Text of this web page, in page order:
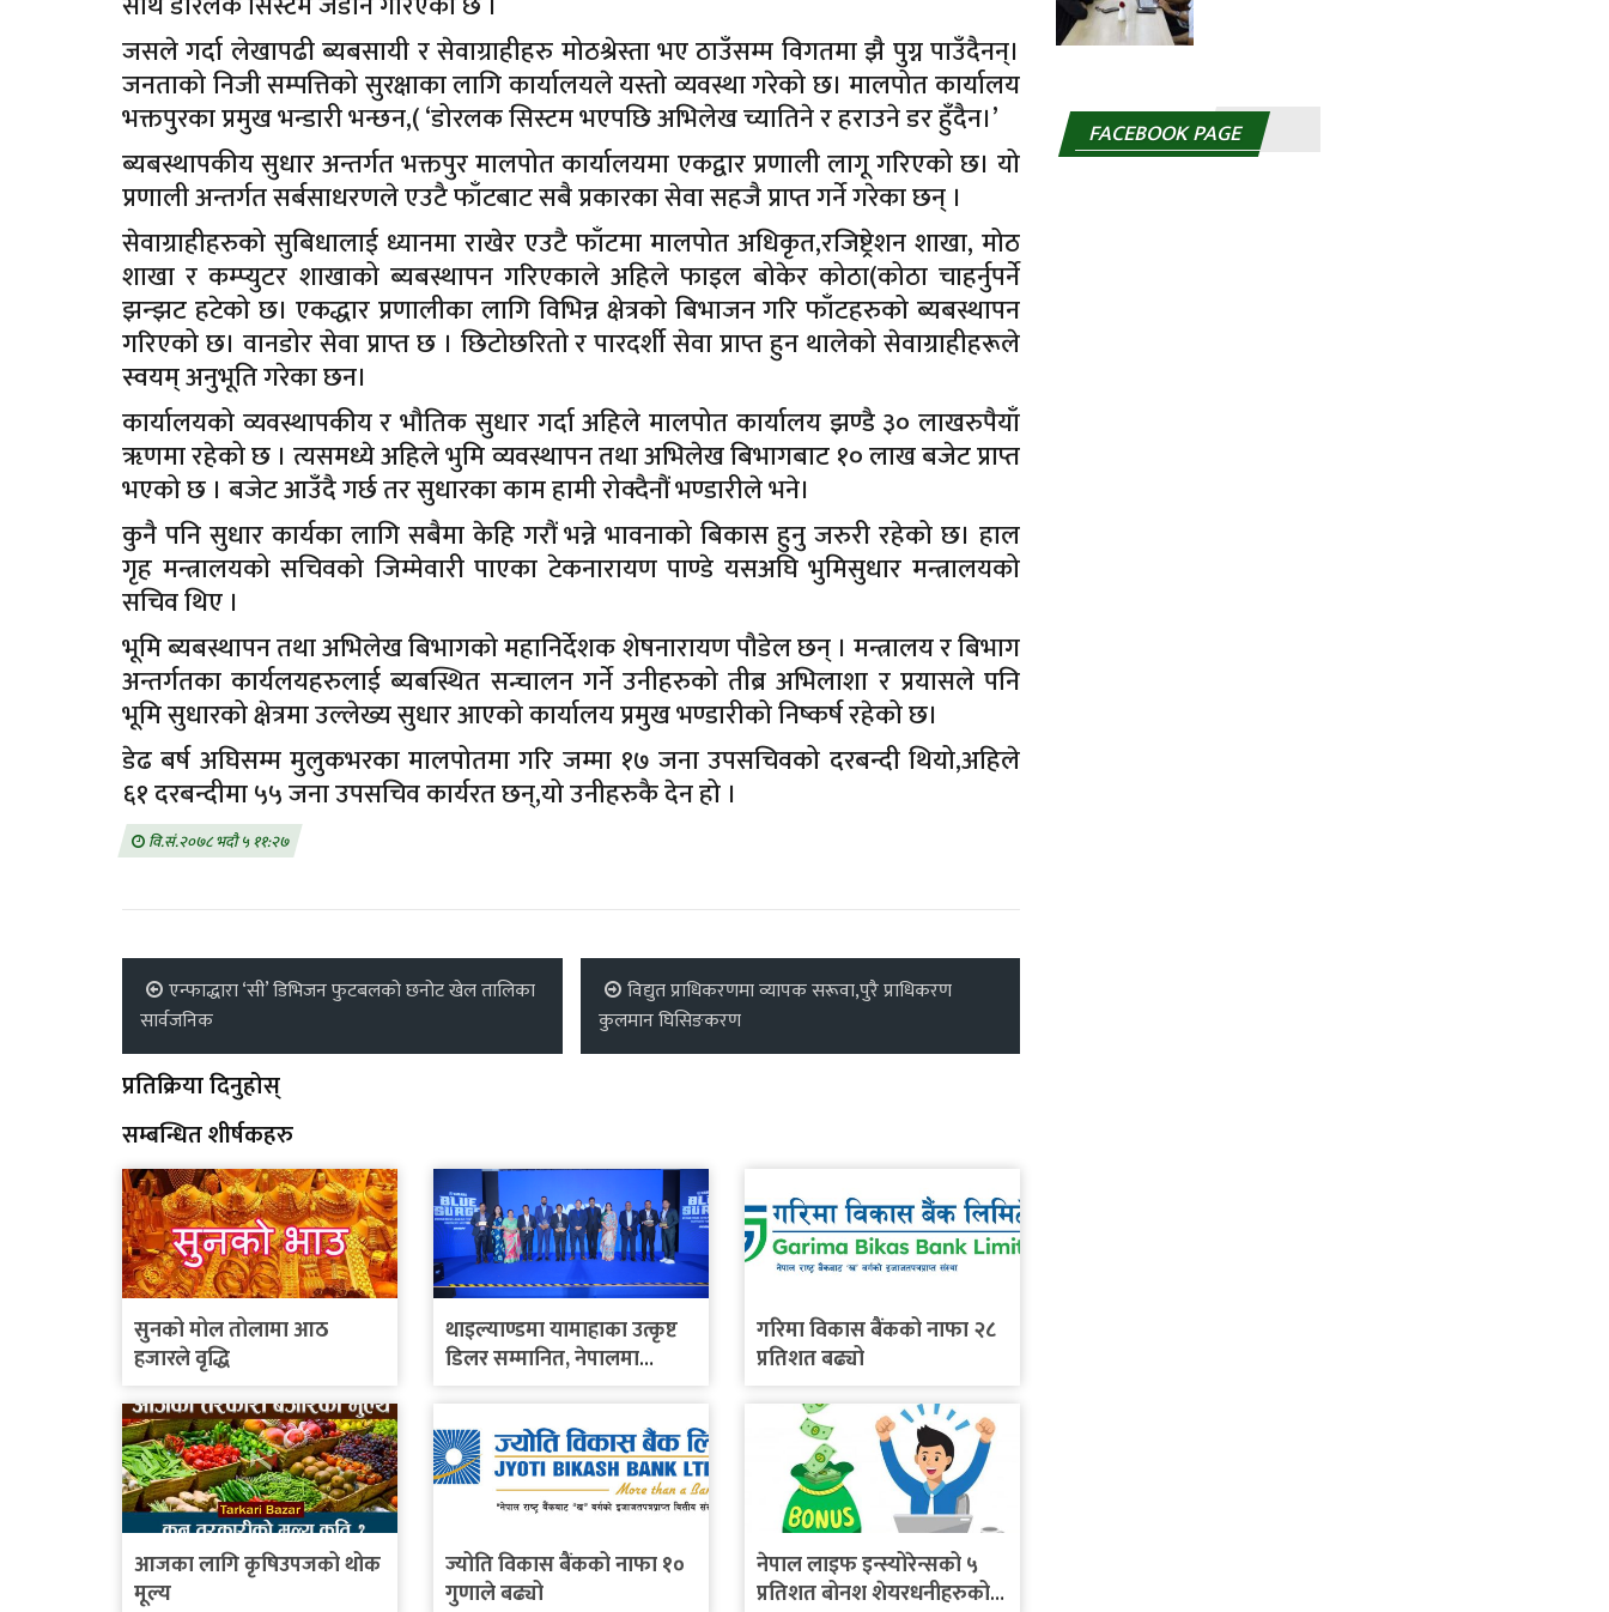
जसले गर्दा लेखापढी ब्यबसायी र सेवाग्राहीहरु मोठश्रेस्ता भए ठाउँसम्म विगतमा झै पुग्न पाउँदैनन्।
जनताको निजी सम्पत्तिको सुरक्षाका लागि कार्यालयले यस्तो व्यवस्था गरेको छ। मालपोत कार्यालय
भक्तपुरका प्रमुख भन्डारी भन्छन,( ‘डोरलक सिस्टम भएपछि अभिलेख च्यातिने र हराउने डर हुँदैन।’
ब्यबस्थापकीय सुधार अन्तर्गत भक्तपुर मालपोत कार्यालयमा एकद्वार प्रणाली लागू गरिएको छ। यो
प्रणाली अन्तर्गत सर्बसाधरणले एउटै फाँटबाट सबै प्रकारका सेवा सहजै प्राप्त गर्ने गरेका छन् ।
सेवाग्राहीहरुको सुबिधालाई ध्यानमा राखेर एउटै फाँटमा मालपोत अधिकृत,रजिष्ट्रेशन शाखा, मोठ
शाखा र कम्प्युटर शाखाको ब्यबस्थापन गरिएकाले अहिले फाइल बोकेर कोठा(कोठा चाहर्नुपर्ने
झन्झट हटेको छ। एकद्धार प्रणालीका लागि विभिन्न क्षेत्रको बिभाजन गरि फाँटहरुको ब्यबस्थापन
गरिएको छ। वानडोर सेवा प्राप्त छ । छिटोछरितो र पारदर्शी सेवा प्राप्त हुन थालेको सेवाग्राहीहरूले
स्वयम् अनुभूति गरेका छन।
कार्यालयको व्यवस्थापकीय र भौतिक सुधार गर्दा अहिले मालपोत कार्यालय झण्डै ३० लाखरुपैयाँ
ॠणमा रहेको छ । त्यसमध्ये अहिले भुमि व्यवस्थापन तथा अभिलेख बिभागबाट १० लाख बजेट प्राप्त
भएको छ । बजेट आउँदै गर्छ तर सुधारका काम हामी रोक्दैनौं भण्डारीले भने।
कुनै पनि सुधार कार्यका लागि सबैमा केहि गरौं भन्ने भावनाको बिकास हुनु जरुरी रहेको छ। हाल
गृह मन्त्रालयको सचिवको जिम्मेवारी पाएका टेकनारायण पाण्डे यसअघि भुमिसुधार मन्त्रालयको
सचिव थिए ।
भूमि ब्यबस्थापन तथा अभिलेख बिभागको महानिर्देशक शेषनारायण पौडेल छन् । मन्त्रालय र बिभाग
अन्तर्गतका कार्यलयहरुलाई ब्यबस्थित सन्चालन गर्ने उनीहरुको तीब्र अभिलाशा र प्रयासले पनि
भूमि सुधारको क्षेत्रमा उल्लेख्य सुधार आएको कार्यालय प्रमुख भण्डारीको निष्कर्ष रहेको छ।
डेढ बर्ष अघिसम्म मुलुकभरका मालपोतमा गरि जम्मा १७ जना उपसचिवको दरबन्दी थियो,अहिले
६१ दरबन्दीमा ५५ जना उपसचिव कार्यरत छन्,यो उनीहरुकै देन हो ।
वि.सं.२०७८ भदौ ५ ११:२७
एन्फाद्धारा ‘सी’ डिभिजन फुटबलको छनोट खेल तालिका
सार्वजनिक
विद्युत प्राधिकरणमा व्यापक सरूवा,पुरै प्राधिकरण
कुलमान घिसिङकरण
प्रतिक्रिया दिनुहोस्
सम्बन्धित शीर्षकहरु
सुनको मोल तोलामा आठ
हजारले वृद्धि
थाइल्याण्डमा यामाहाका उत्कृष्ट
डिलर सम्मानित, नेपालमा
गरिमा विकास बैंकको नाफा २८
प्रतिशत बढ्यो
आजका लागि कृषिउपजको थोक
मूल्य
ज्योति विकास बैंकको नाफा १०
गुणाले बढ्यो
नेपाल लाइफ इन्स्योरेन्सको ५
प्रतिशत बोनश शेयरधनीहरुको
FACEBOOK PAGE